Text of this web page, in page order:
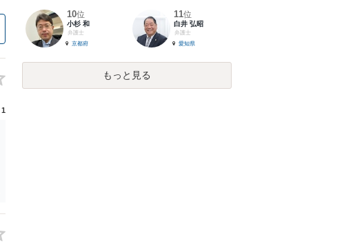
1
10位
小杉 和
弁護士
京都府
11位
白井 弘昭
弁護士
愛知県
もっと見る